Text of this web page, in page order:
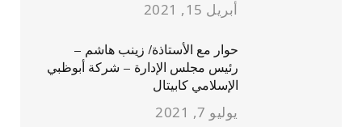
أبريل 15, 2021
حوار مع الأستاذة/ زينب هاشم –
رئيس مجلس الإدارة – شركة أبوظبي
الإسلامي كابيتال
يوليو 7, 2021